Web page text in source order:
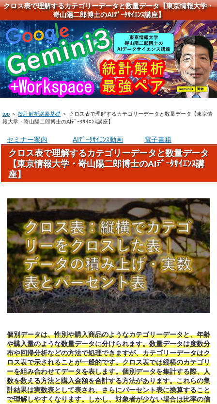
クロス表で理解するカテゴリーデータと数量データ【東京情報大学・
嵜山陽二郎博士のAIﾃﾞｰﾀｻｲｴﾝｽ講座】
top ＞ 統計解析講義基礎 ＞ クロス表で理解するカテゴリーデータと数量データ【東京情
報大学・嵜山陽二郎博士のAIﾃﾞｰﾀｻｲｴﾝｽ講座】
セミナー案内 AIﾃﾞｰﾀｻｲｴﾝｽ動画 電子書籍
クロス表で理解するカテゴリーデータと数量データ
【東京情報大学・嵜山陽二郎博士のAIﾃﾞｰﾀｻｲｴﾝｽ講
座】
個別データは、性別や購入商品のようなカテゴリーデータと、年齢
や購入量のような数量データに分けられます。数量データは度数分
布や回帰分析などの方法で処理できますが、カテゴリーデータはク
ロス表で示されることが一般的です。クロス表では縦横のカテゴリ
ーを組み合わせてデータを表します。個別データを集計する際、人
数を数える方法と購入金額を合計する方法があります。これらの集
計結果は実数表として表され、さらにパーセント表に換算すること
で理解しやすくなります。しかし、対象者が少ない場合は比率の信